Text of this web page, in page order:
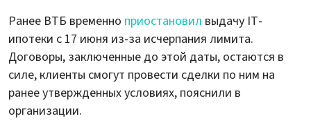
Ранее ВТБ временно приостановил выдачу IT-
ипотеки с 17 июня из-за исчерпания лимита.
Договоры, заключенные до этой даты, остаются в
силе, клиенты смогут провести сделки по ним на
ранее утвержденных условиях, пояснили в
организации.